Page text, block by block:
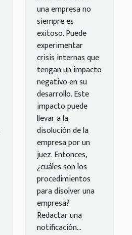
una empresa no
siempre es
exitoso. Puede
experimentar
crisis internas que
tengan un impacto
negativo en su
desarrollo. Este
impacto puede
llevar a la
disolución de la
empresa por un
juez. Entonces,
¿cuáles son los
procedimientos
para disolver una
empresa?
Redactar una
notificación...